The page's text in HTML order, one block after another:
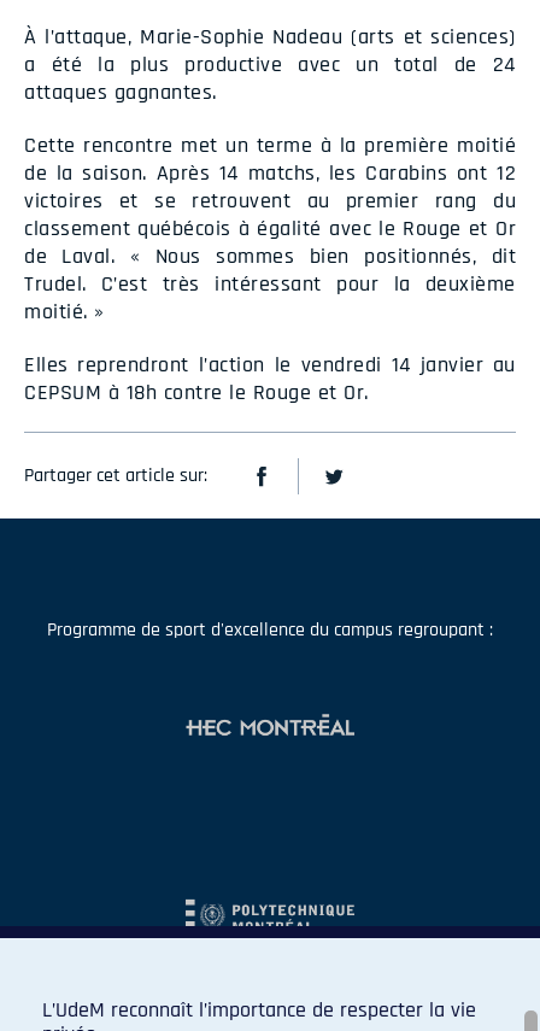
À l’attaque, Marie-Sophie Nadeau (arts et sciences)
a été la plus productive avec un total de 24
attaques gagnantes.
Cette rencontre met un terme à la première moitié
de la saison. Après 14 matchs, les Carabins ont 12
victoires et se retrouvent au premier rang du
classement québécois à égalité avec le Rouge et Or
de Laval. « Nous sommes bien positionnés, dit
Trudel. C’est très intéressant pour la deuxième
moitié. »
Elles reprendront l’action le vendredi 14 janvier au
CEPSUM à 18h contre le Rouge et Or.
Partager cet article sur:
Programme de sport d'excellence du campus regroupant :
L’UdeM reconnaît l’importance de respecter la vie